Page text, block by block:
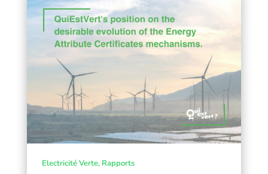
Electricité Verte, Rapports